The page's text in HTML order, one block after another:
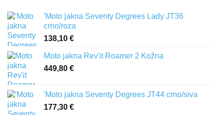
'Moto jakna Seventy Degrees Lady JT36
crno/roza
138,10 €
Moto jakna Rev'it Roamer 2 Kožna
449,80 €
'Moto jakna Seventy Degrees JT44 crno/siva
177,30 €